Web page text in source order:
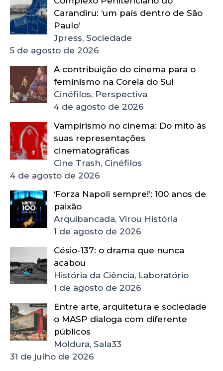
Carandiru: ‘um país dentro de São
Paulo’
Jpress, Sociedade
5 de agosto de 2026
A contribuição do cinema para o
feminismo na Coreia do Sul
Cinéfilos, Perspectiva
4 de agosto de 2026
Vampirismo no cinema: Do mito às
suas representações
cinematográficas
Cine Trash, Cinéfilos
4 de agosto de 2026
‘Forza Napoli sempre!’: 100 anos de
paixão
Arquibancada, Virou História
1 de agosto de 2026
Césio-137: o drama que nunca
acabou
História da Ciência, Laboratório
1 de agosto de 2026
Entre arte, arquitetura e sociedade
o MASP dialoga com diferente
públicos
Moldura, Sala33
31 de julho de 2026